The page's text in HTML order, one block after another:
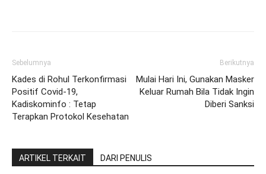
Sebelumnya
Kades di Rohul Terkonfirmasi
Positif Covid-19,
Kadiskominfo : Tetap
Terapkan Protokol Kesehatan
Berikutnya
Mulai Hari Ini, Gunakan Masker
Keluar Rumah Bila Tidak Ingin
Diberi Sanksi
ARTIKEL TERKAIT DARI PENULIS